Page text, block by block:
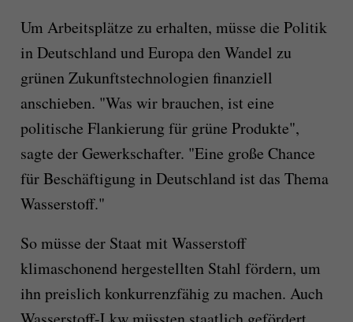
Um Arbeitsplätze zu erhalten, müsse die Politik
in Deutschland und Europa den Wandel zu
grünen Zukunftstechnologien finanziell
anschieben. "Was wir brauchen, ist eine
politische Flankierung für grüne Produkte",
sagte der Gewerkschafter. "Eine große Chance
für Beschäftigung in Deutschland ist das Thema
Wasserstoff."
So müsse der Staat mit Wasserstoff
klimaschonend hergestellten Stahl fördern, um
ihn preislich konkurrenzfähig zu machen. Auch